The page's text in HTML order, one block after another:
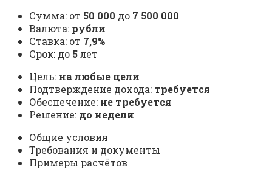
Сумма: от 50 000 до 7 500 000
Валюта: рубли
Ставка: от 7,9%
Срок: до 5лет
Цель: на любые цели
Подтверждение дохода: требуется
Обеспечение: не требуется
Решение: до недели
Общие условия
Требования и документы
Примеры расчётов